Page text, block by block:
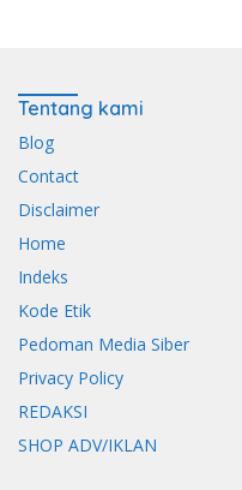
Tentang kami
Blog
Contact
Disclaimer
Home
Indeks
Kode Etik
Pedoman Media Siber
Privacy Policy
REDAKSI
SHOP ADV/IKLAN